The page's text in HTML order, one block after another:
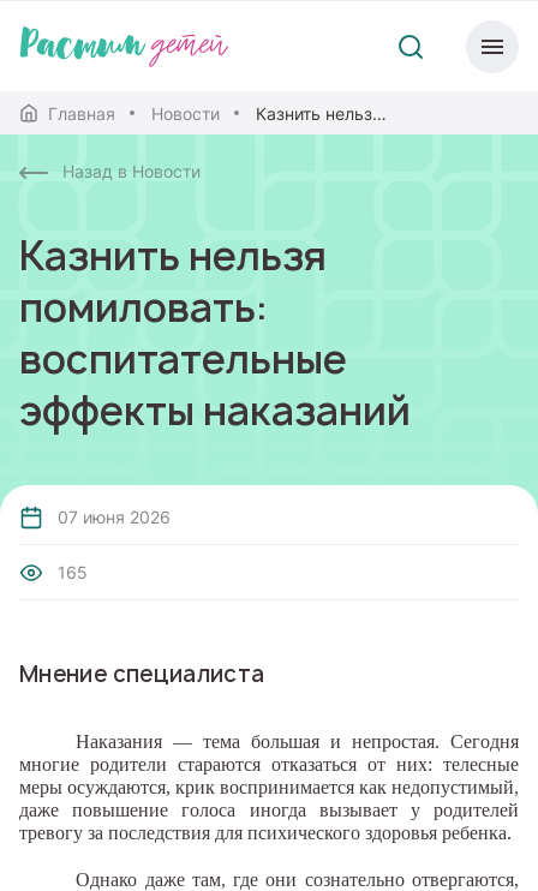
Главная Новости Казнить нельзя помиловать: воспитательные эффекты наказаний
Назад в Новости
Казнить нельзя
помиловать:
воспитательные
эффекты наказаний
07 июня 2026
165
Мнение специалиста
Наказания — тема большая и непростая. Сегодня
многие родители стараются отказаться от них: телесные
меры осуждаются, крик воспринимается как недопустимый,
даже повышение голоса иногда вызывает у родителей
тревогу за последствия для психического здоровья ребенка.
Однако даже там, где они сознательно отвергаются,